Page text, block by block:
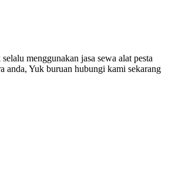
menggunakan jasa sewa alat pesta
anda, Yuk buruan hubungi kami sekarang